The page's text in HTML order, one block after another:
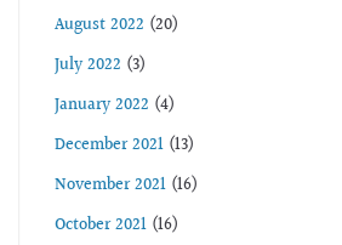
August 2022 (20)
July 2022 (3)
January 2022 (4)
December 2021 (13)
November 2021 (16)
October 2021 (16)